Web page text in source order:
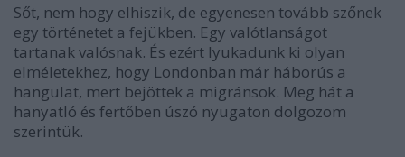
Sőt, nem hogy elhiszik, de egyenesen tovább szőnek
egy történetet a fejükben. Egy valótlanságot
tartanak valósnak. És ezért lyukadunk ki olyan
elméletekhez, hogy Londonban már háborús a
hangulat, mert bejöttek a migránsok. Meg hát a
hanyatló és fertőben úszó nyugaton dolgozom
szerintük.